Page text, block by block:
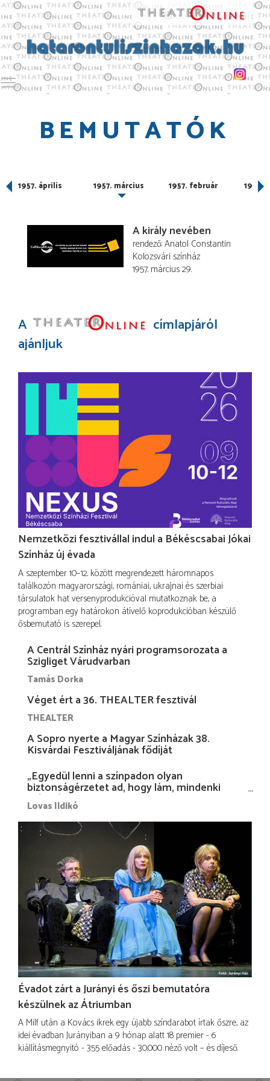
Toggle main menu visibility
BEMUTATÓK
1957. április 1957. március 1957. február 1957.
A király nevében
rendező Anatol Constantin
Kolozsvári színház
1957. március 29.
A
címlapjáról
ajánljuk
Nemzetközi fesztivállal indul a Békéscsabai Jókai
Színház új évada
A szeptember 10–12. között megrendezett háromnapos
találkozón magyarországi, romániai, ukrajnai és szerbiai
társulatok hat versenyprodukcióval mutatkoznak be, a
programban egy határokon átívelő koprodukcióban készülő
ősbemutató is szerepel.
A Centrál Színház nyári programsorozata a
Szigliget Várudvarban
Tamás Dorka
Véget ért a 36. THEALTER fesztivál
THEALTER
A Sopro nyerte a Magyar Színházak 38.
Kisvárdai Fesztiváljának fődíját
„Egyedül lenni a színpadon olyan
biztonságérzetet ad, hogy lám, mindenki
más nélkül is megvagyok magammal…”
Lovas Ildikó
Évadot zárt a Jurányi és őszi bemutatóra
készülnek az Átriumban
A Milf után a Kovács ikrek egy újabb színdarabot írtak őszre, az
idei évadban Jurányiban a 9 hónap alatt 18 premier - 6
kiállításmegnyitó - 355 előadás - 30.000 néző volt – és díjeső.